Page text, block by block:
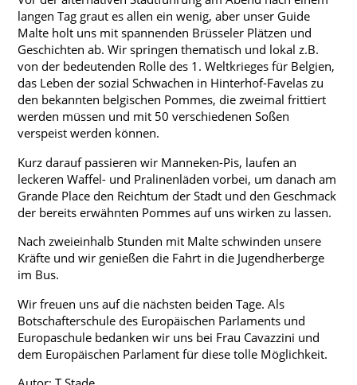
langen Tag graut es allen ein wenig, aber unser Guide
Malte holt uns mit spannenden Brüsseler Plätzen und
Geschichten ab. Wir springen thematisch und lokal z.B.
von der bedeutenden Rolle des 1. Weltkrieges für Belgien,
das Leben der sozial Schwachen in Hinterhof-Favelas zu
den bekannten belgischen Pommes, die zweimal frittiert
werden müssen und mit 50 verschiedenen Soßen
verspeist werden können.
Kurz darauf passieren wir Manneken-Pis, laufen an
leckeren Waffel- und Pralinenläden vorbei, um danach am
Grande Place den Reichtum der Stadt und den Geschmack
der bereits erwähnten Pommes auf uns wirken zu lassen.
Nach zweieinhalb Stunden mit Malte schwinden unsere
Kräfte und wir genießen die Fahrt in die Jugendherberge
im Bus.
Wir freuen uns auf die nächsten beiden Tage. Als
Botschafterschule des Europäischen Parlaments und
Europaschule bedanken wir uns bei Frau Cavazzini und
dem Europäischen Parlament für diese tolle Möglichkeit.